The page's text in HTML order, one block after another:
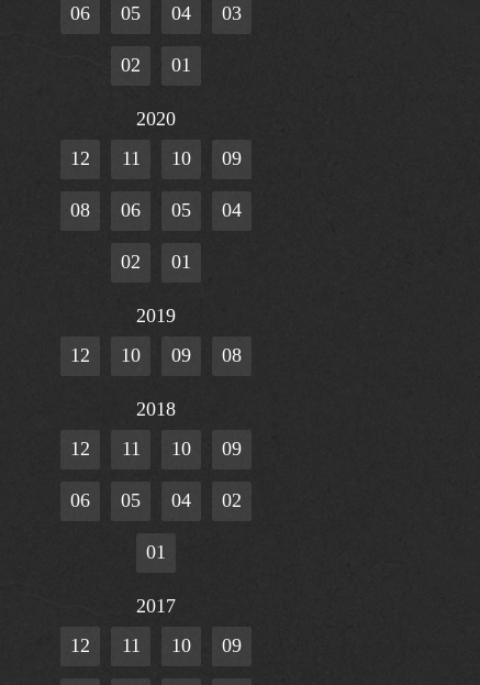
06 05 04 03
02 01
2020
12
11 10 09
08 06 05 04
02 01
2019
12
10 09 08
2018
12
11 10 09
06 05 04 02
01
2017
12
11 10 09